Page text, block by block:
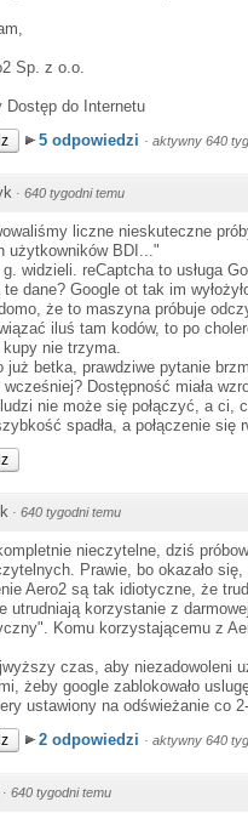
Sp. z o.o.
Dostęp do Internetu
5 odpowiedzi · aktywny 640
· 640 tygodni temu
liczne nieskuteczne
użytkowników BDI..."
widzieli. reCaptcha to usługa
dane? Google ot tak im
że to maszyna próbuje
iluś tam kodów, to po
nie trzyma.
już betka, prawdziwe pytanie
wcześniej? Dostępność miała
nie może się połączyć, a ci,
spadła, a połączenie się
· 640 tygodni temu
nieczytelne, dziś
Prawie, bo okazało
Aero2 są tak idiotyczne, że
utrudniają korzystanie z
Komu korzystającemu z
czas, aby niezadowoleni
żeby google zablokowało
ustawiony na odświeżanie co
2 odpowiedzi · aktywny 640
· 640 tygodni temu